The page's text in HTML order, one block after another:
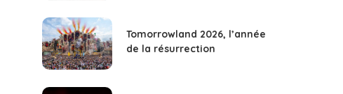
Tomorrowland 2026, l’année
de la résurrection